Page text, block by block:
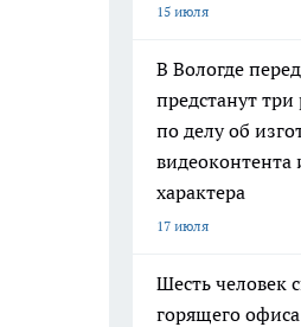
15 июля
В Вологде
предстанут
по делу об
характера
17 июля
Шесть человек
горящего